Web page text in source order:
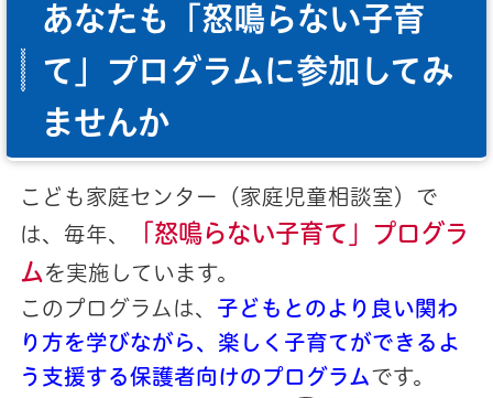
あなたも「怒鳴らない子育
て」プログラムに参加してみ
ませんか
こども家庭センター（家庭児童相談室）で
は、毎年、
「怒鳴らない子育て」プログラ
ム を実施しています。
このプログラムは、 子 どもとのより良い関わ
り方を学びながら、 楽しく子育てができるよ
う支援する保護者向けのプログラム です。